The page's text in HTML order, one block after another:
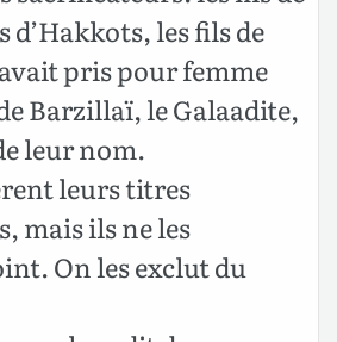
d’Hakkots, les fils de
pris pour femme
Barzillaï, le Galaadite,
leur nom.
leurs titres
mais ils ne les
On les exclut du